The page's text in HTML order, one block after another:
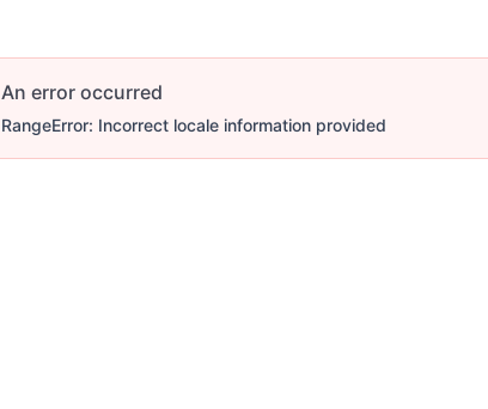
An error occurred
RangeError: Incorrect locale information provided